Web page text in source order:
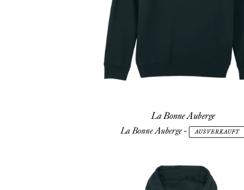
La Bonne Auberge
La Bonne Auberge- AUSVERKAUFT
La